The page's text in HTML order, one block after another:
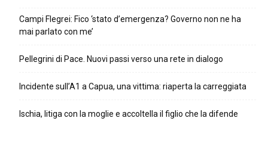
Campi Flegrei: Fico ‘stato d’emergenza? Governo non ne ha
mai parlato con me’
Pellegrini di Pace. Nuovi passi verso una rete in dialogo
Incidente sull’A1 a Capua, una vittima: riaperta la carreggiata
Ischia, litiga con la moglie e accoltella il figlio che la difende